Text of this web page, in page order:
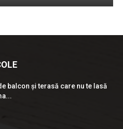
balcon și terasă care nu te lasă